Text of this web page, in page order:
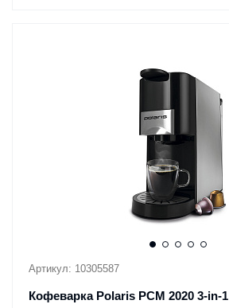
Артикул: 10305587
Кофеварка Polaris PCM 2020 3-in-1